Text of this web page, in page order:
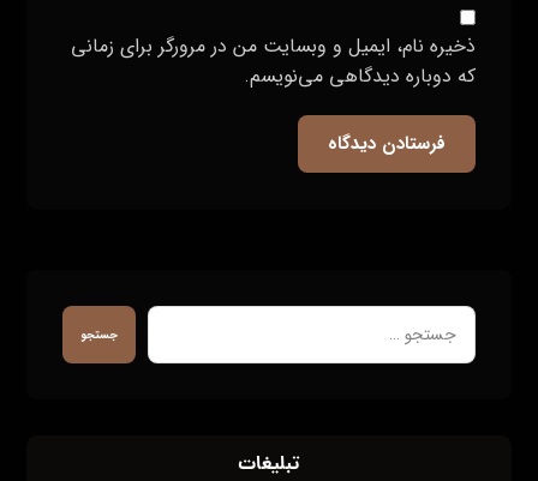
ذخیره نام، ایمیل و وبسایت من در مرورگر برای زمانی
که دوباره دیدگاهی می‌نویسم.
فرستادن دیدگاه
جستجو
تبلیغات